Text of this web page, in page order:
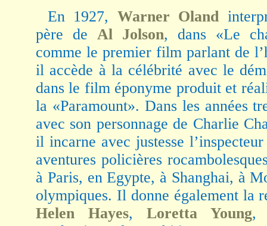
En 1927, Warner Oland
père de Al Jolson, dans «Le
comme le premier film parlant de
il accède à la célébrité avec le
dans le film éponyme produit et
la «Paramount». Dans les années
avec son personnage de Charlie
il incarne avec justesse
aventures policières
à Paris, en Egypte, à Shanghai, à
olympiques. Il donne également la
Helen Hayes, Loretta Young